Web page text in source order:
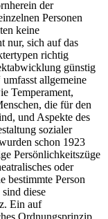
der
Personen
keine
nur, sich auf das
richtig
günstig
allgemeine
Temperament,
die für den
und Aspekte des
sozialer
schon 1923
Persönlichkeitszüge
oder
bestimmte Person
diese
Ein auf
Ordnungsprinzip